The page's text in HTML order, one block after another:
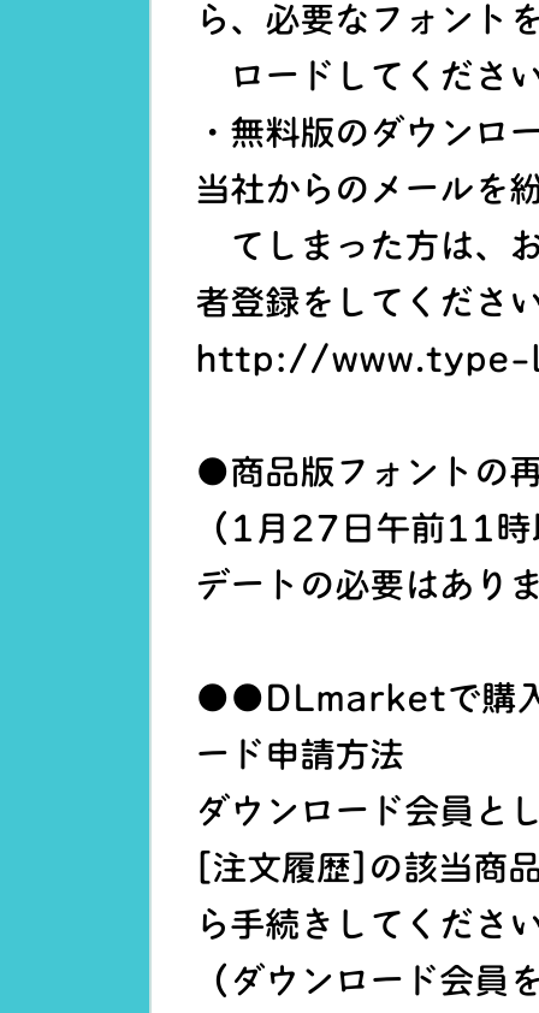
ら、必要なフォント
ロードしてくださ
・無料版のダウンロ
当社からのメールを
てしまった方は、
者登録をしてくださ
http://
●商品版フォントの
（1月27日午前11時
デートの必要はあり
●●DLmarketで購入
ード申請方法
ダウンロード会員と
[注文履歴]の該当商
ら手続きしてくださ
（ダウンロード会員